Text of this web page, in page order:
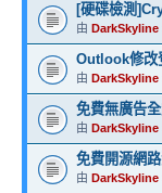
[硬碟檢測
由 DarkSkyline
Outlook修改
由 DarkSkyline
免費無廣告
由 DarkSkyline
免費開源網
由 DarkSkyline